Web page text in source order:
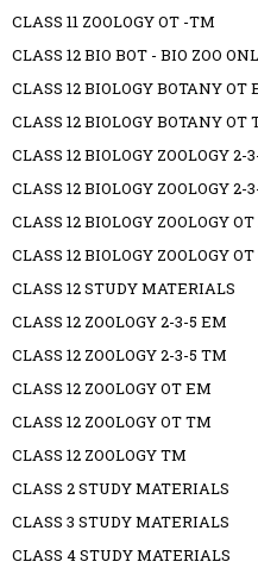
CLASS 11 ZOOLOGY OT -TM
CLASS 12 BIO BOT - BIO ZOO
CLASS 12 BIOLOGY BOTANY OT
CLASS 12 BIOLOGY BOTANY OT
CLASS 12 BIOLOGY ZOOLOGY 2-
CLASS 12 BIOLOGY ZOOLOGY 2-
CLASS 12 BIOLOGY ZOOLOGY
CLASS 12 BIOLOGY ZOOLOGY
CLASS 12 STUDY MATERIALS
CLASS 12 ZOOLOGY 2-3-5 EM
CLASS 12 ZOOLOGY 2-3-5 TM
CLASS 12 ZOOLOGY OT EM
CLASS 12 ZOOLOGY OT TM
CLASS 12 ZOOLOGY TM
CLASS 2 STUDY MATERIALS
CLASS 3 STUDY MATERIALS
CLASS 4 STUDY MATERIALS